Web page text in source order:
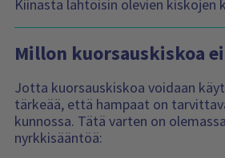
Kiinasta lähtöisin olevien kiskojen
Millon kuorsauskiskoa
Jotta kuorsauskiskoa voidaan
tärkeää, että hampaat on
kunnossa. Tätä varten on
nyrkkisääntöä: